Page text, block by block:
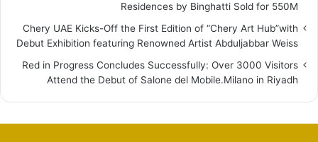
Residences by Binghatti Sold for 550M
Chery UAE Kicks-Off the First Edition of “Chery Art Hub”with
Debut Exhibition featuring Renowned Artist Abduljabbar Weiss
Red in Progress Concludes Successfully: Over 3000 Visitors
Attend the Debut of Salone del Mobile.Milano in Riyadh